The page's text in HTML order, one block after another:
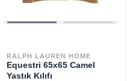
RALPH LAUREN HOME
Equestri 65x65 Camel
Yastık Kılıfı